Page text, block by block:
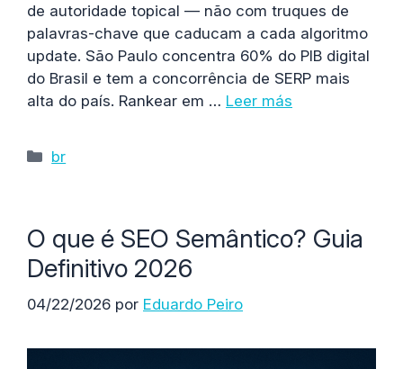
de autoridade topical — não com truques de
palavras-chave que caducam a cada algoritmo
update. São Paulo concentra 60% do PIB digital
do Brasil e tem a concorrência de SERP mais
alta do país. Rankear em … Leer más
Categorías
br
O que é SEO Semântico? Guia
Definitivo 2026
04/22/2026 por Eduardo Peiro